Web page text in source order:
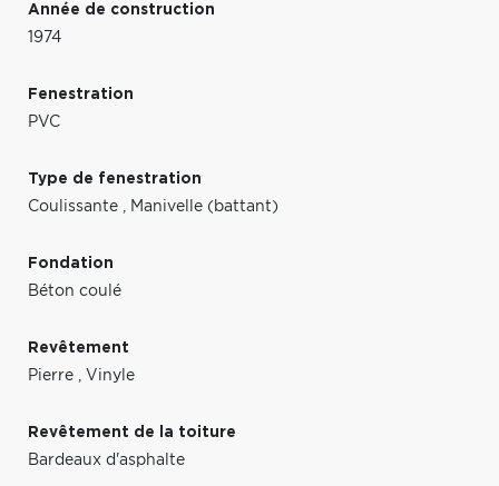
Année de construction
1974
Fenestration
PVC
Type de fenestration
Coulissante , Manivelle (battant)
Fondation
Béton coulé
Revêtement
Pierre , Vinyle
Revêtement de la toiture
Bardeaux d'asphalte